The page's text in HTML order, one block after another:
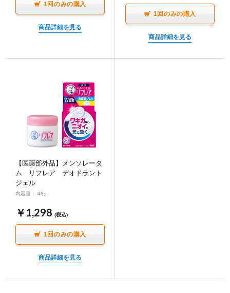
1回のみの購入
商品詳細を見る
1回のみの購入
商品詳細を見る
【医薬部外品】メンソレータ
ム リフレア デオドラント
ジェル
内容量： 48g
￥1,298 (税込)
1回のみの購入
商品詳細を見る